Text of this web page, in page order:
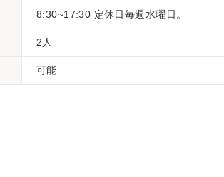
8:30~17:30 定休日毎週水曜日。
2人
可能